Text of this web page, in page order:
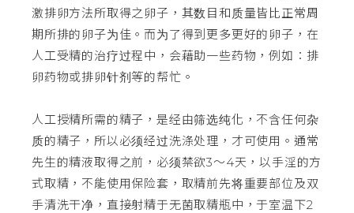
激排卵方法所取得之卵子，其数目和质量皆比正常周
期所排的卵子为佳。而为了得到更多更好的卵子，在
人工受精的治疗过程中，会藉助一些药物，例如：排
卵药物或排卵针剂等的帮忙。
人工授精所需的精子，是经由筛选纯化，不含任何杂
质的精子，所以必须经过洗涤处理，才可使用。通常
先生的精液取得之前，必须禁欲3～4天，以手淫的方
式取精，不能使用保险套，取精前先将重要部位及双
手清洗干净，直接射精于无菌取精瓶中，于室温下2